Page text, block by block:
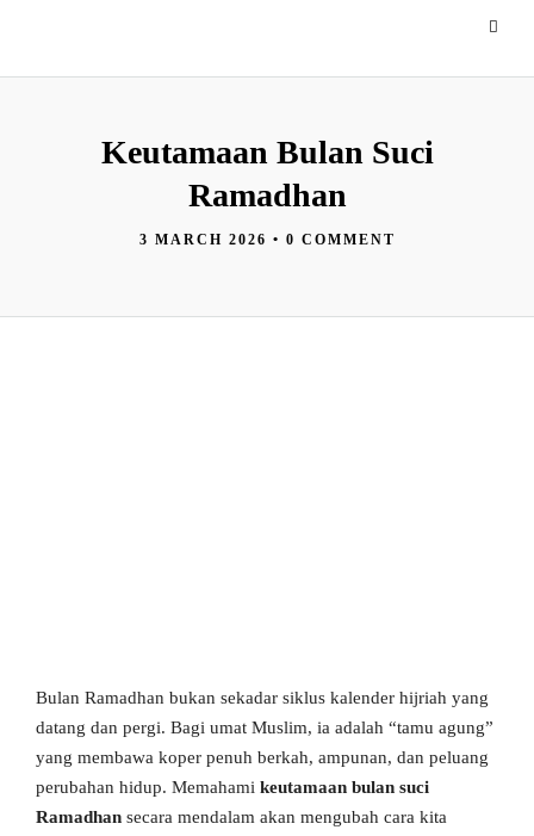
Keutamaan Bulan Suci
Ramadhan
3 MARCH 2026 • 0 COMMENT
Bulan Ramadhan bukan sekadar siklus kalender hijriah yang
datang dan pergi. Bagi umat Muslim, ia adalah “tamu agung”
yang membawa koper penuh berkah, ampunan, dan peluang
perubahan hidup. Memahami keutamaan bulan suci
Ramadhan secara mendalam akan mengubah cara kita